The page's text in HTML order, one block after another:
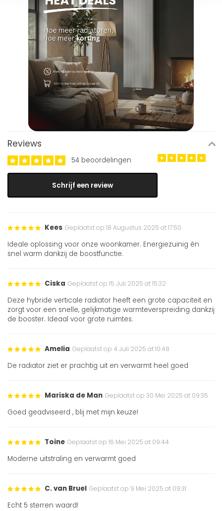
Reviews
54 beoordelingen
Schrijf een review
Kees Geplaatst op 18 Augustus 2025 at 17:50
Ideale oplossing voor onze woonkamer. Energiezuinig én
snel warm dankzij de boostfunctie.
Ciska Geplaatst op 15 Juli 2025 at 15:32
Deze hybride verticale radiator heeft een grote capaciteit en
zorgt voor een snelle, gelijkmatige warmteverspreiding dankzij
de booster. Ideaal voor grote ruimtes.
Amelia Geplaatst op 4 Juli 2025 at 10:48
De radiator ziet er prachtig uit en verwarmt heel goed
Mariska de Man Geplaatst op 30 Mei 2025 at 09:35
Goed geadviseerd , blij met mijn keuze!
Toine Geplaatst op 16 Mei 2025 at 09:44
Moderne uitstraling en verwarmt goed
C. van Bruel Geplaatst op 9 Mei 2025 at 09:31
Echt 5 sterren waard!